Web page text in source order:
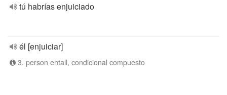
tú habrías enjuiciado
él [enjuiciar]
3. person entall, condicional compuesto